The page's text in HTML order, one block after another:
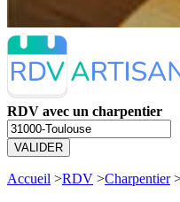
RDV avec un charpentier
VALIDER
Accueil >RDV >Charpentier